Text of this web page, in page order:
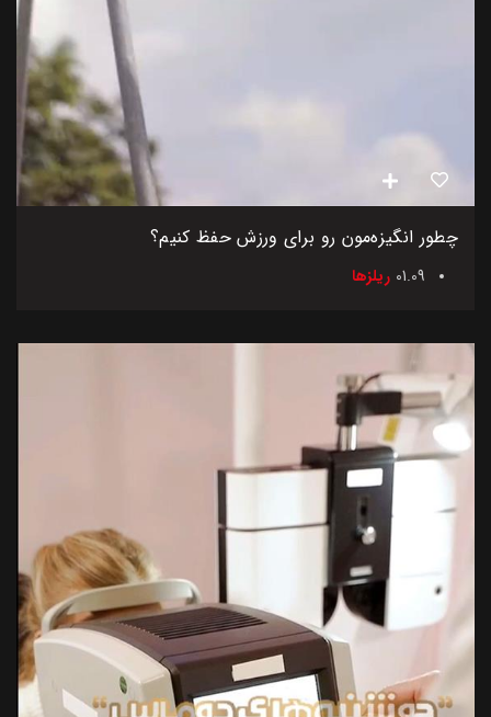
چطور انگیزه‌مون رو برای ورزش حفظ کنیم؟
01.09 ریلزها